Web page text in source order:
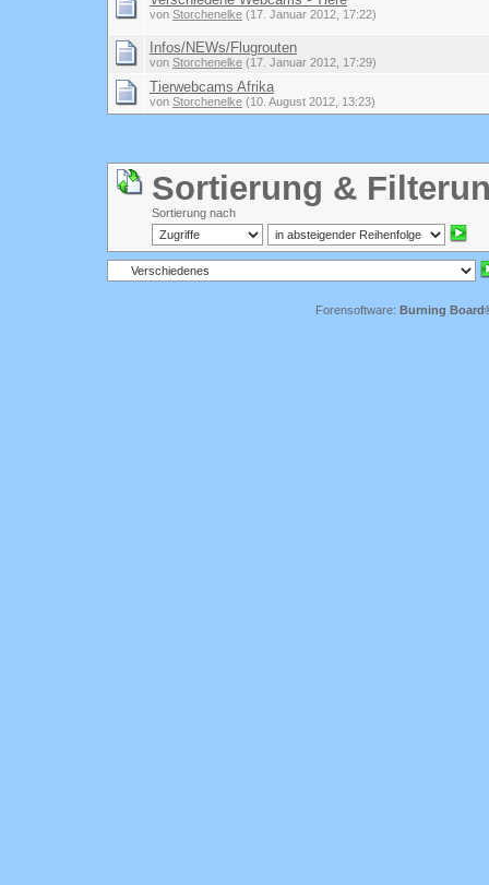
von Storchenelke (17. Januar 2012, 17:22)
Infos/NEWs/Flugrouten
von Storchenelke (17. Januar 2012, 17:29)
Tierwebcams Afrika
von Storchenelke (10. August 2012, 13:23)
Sortierung &
Sortierung nach
Forensoftware: Burning